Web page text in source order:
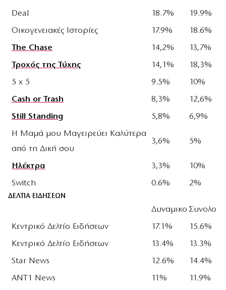
Deal
18.7%
19.9%
Οικογενειακές Ιστορίες
17.9%
18.6%
The Chase
14,2%
13,7%
Τροχός της Τύχης
14,1%
18,3%
5 x 5
9.5%
10%
Cash or Trash
8,3%
12,6%
Still Standing
5,8%
6,9%
Η Μαμά μου Μαγειρεύει Καλύτερα
από τη Δική σου
3,6% 5%
Ηλέκτρα 3,3%
10%
Switch
0.6% 2%
ΔΕΛΤΙΑ ΕΙΔΗΣΕΩΝ
Δυναμικο Συνολο
Κεντρικό Δελτίο Ειδήσεων
17.1%
15.6%
Κεντρικό Δελτίο Ειδήσεων
13.4%
13.3%
Star News
12.6%
14.4%
ANT1 News
11%
11.9%